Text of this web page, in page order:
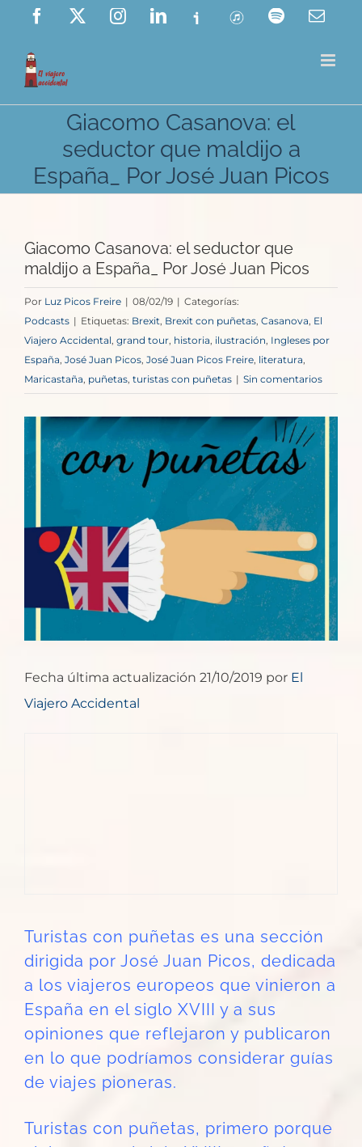
Saltar
contenido
Facebook InstagramLinkedIn
Ivoox ITunes Spotify
Giacomo Casanova: el
seductor que maldijo a
España_ Por José Juan Picos
Giacomo Casanova: el seductor que
maldijo a España_ Por José Juan Picos
Por Luz Picos Freire | 08/02/19 | Categorías:
Podcasts | Etiquetas: Brexit Brexit con puñetas Casanova El
Viajero Accidental grand tour, historia ilustración Ingleses por
España José Juan Picos José Juan Picos Freire literatura
Maricastaña puñetas turistas con puñetas | Sin comentarios
imagen
Fecha última actualización 21/10/2019 por El
Viajero Accidental
Turistas con puñetas es una sección
dirigida por José Juan Picos, dedicada
a los viajeros europeos que vinieron a
España en el siglo XVIII y a sus
opiniones que reflejaron y publicaron
en lo que podríamos considerar guías
de viajes pioneras.
Turistas con puñetas, primero porque